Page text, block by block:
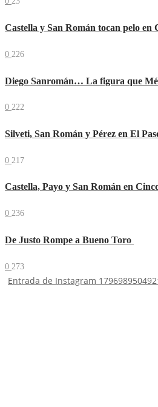
Castella y San Román tocan pelo en
0 226
Diego Sanromán… La figura que
0 222
Silveti, San Román y Pérez en El
0 217
Castella, Payo y San Román en
0 236
De Justo Rompe a Bueno Toro
0 273
Entrada de Instagram